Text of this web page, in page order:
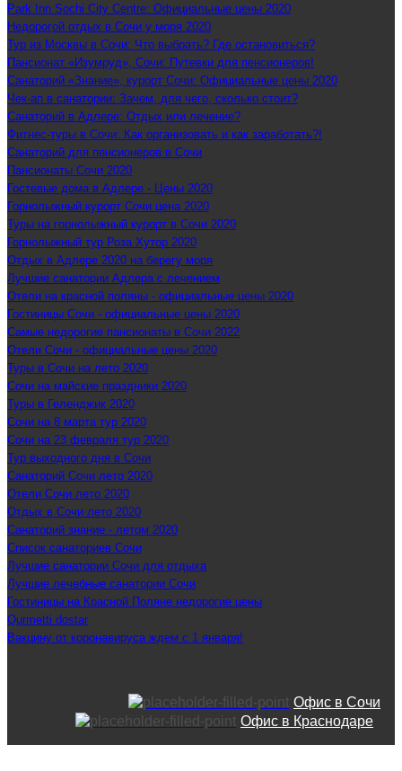
Park Inn Sochi City Centre: Официальные цены 2020
Недорогой отдых в Сочи у моря 2020
Тур из Москвы в Сочи: Что выбрать? Где остановиться?
Пансионат «Изумруд», Сочи: Путевки для пенсионеров!
Санаторий «Знание», курорт Сочи: Официальные цены 2020
Чек-ап в санатории: Зачем, для чего, сколько стоит?
Санаторий в Адлере: Отдых или лечение?
Фитнес-туры в Сочи: Как организовать и как заработать?!
Санаторий для пенсионеров в Сочи
Пансионаты Сочи 2020
Гостевые дома в Адлере - Цены 2020
Горнолыжный курорт Сочи цена 2020
Туры на горнолыжный курорт в Сочи 2020
Горнолыжный тур Роза Хутор 2020
Отдых в Адлере 2020 на берегу моря
Лучшие санатории Адлера с лечением
Отели на красной поляны - официальные цены 2020
Гостиницы Сочи - официальные цены 2020
Самые недорогие пансионаты в Сочи 2022
Отели Сочи - официальные цены 2020
Туры в Сочи на лето 2020
Сочи на майские праздники 2020
Туры в Геленджик 2020
Сочи на 8 марта тур 2020
Сочи на 23 февраля тур 2020
Тур выходного дня в Сочи
Санаторий Сочи лето 2020
Отели Сочи лето 2020
Отдых в Сочи лето 2020
Санаторий знание - летом 2020
Список санаториев Сочи
Лучшие санатории Сочи для отдыха
Лучшие лечебные санатории Сочи
Гостиницы на Красной Поляне недорогие цены
Qurmetti dostar
Вакцину от коронавируса ждем с 1 января!
Офис в Сочи
Офис в Краснодаре